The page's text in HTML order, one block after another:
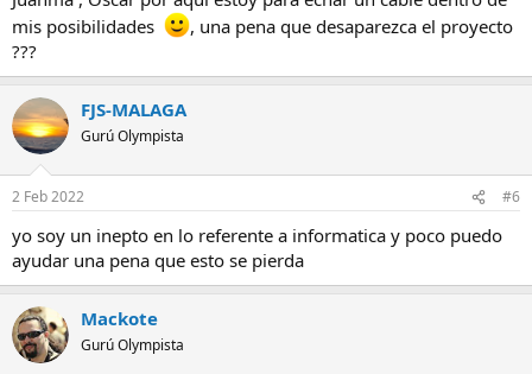
mis posibilidades
, una pena que desaparezca el proyecto
???
FJS-MALAGA
Gurú Olympista
2 Feb 2022 #6
yo soy un inepto en lo referente a informatica y poco puedo
ayudar una pena que esto se pierda
Mackote
Gurú Olympista